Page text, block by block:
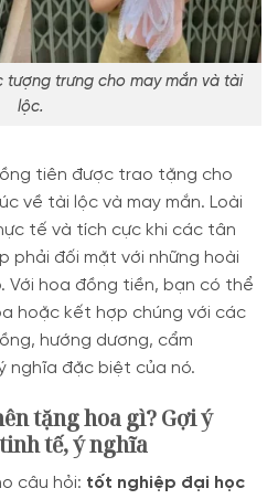
tượng trưng cho may mắn và tài
lộc.
tiên được trao tặng cho
về tài lộc và may mắn. Loài
tế và tích cực khi các tân
phải đối mặt với những hoài
Với hoa đồng tiền, bạn có thể
hoặc kết hợp chúng với các
hướng dương, cẩm
nghĩa đặc biệt của nó.
tặng hoa gì? Gợi ý
tế, ý nghĩa
câu hỏi: tốt nghiệp đại học